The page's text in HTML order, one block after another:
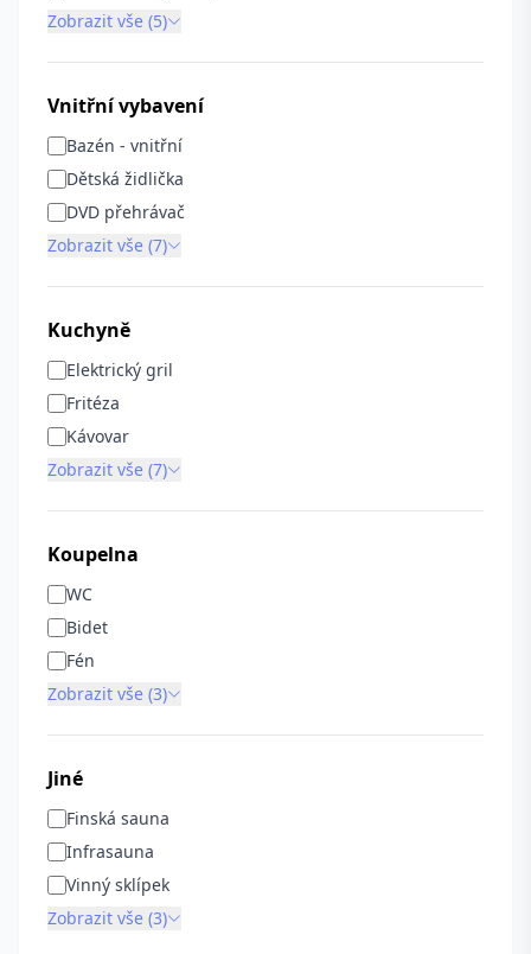
Zobrazit vše (5)
Vnitřní vybavení
Bazén - vnitřní
Dětská židlička
DVD přehrávač
Zobrazit vše (7)
Kuchyně
Elektrický gril
Fritéza
Kávovar
Zobrazit vše (7)
Koupelna
WC
Bidet
Fén
Zobrazit vše (3)
Jiné
Finská sauna
Infrasauna
Vinný sklípek
Zobrazit vše (3)